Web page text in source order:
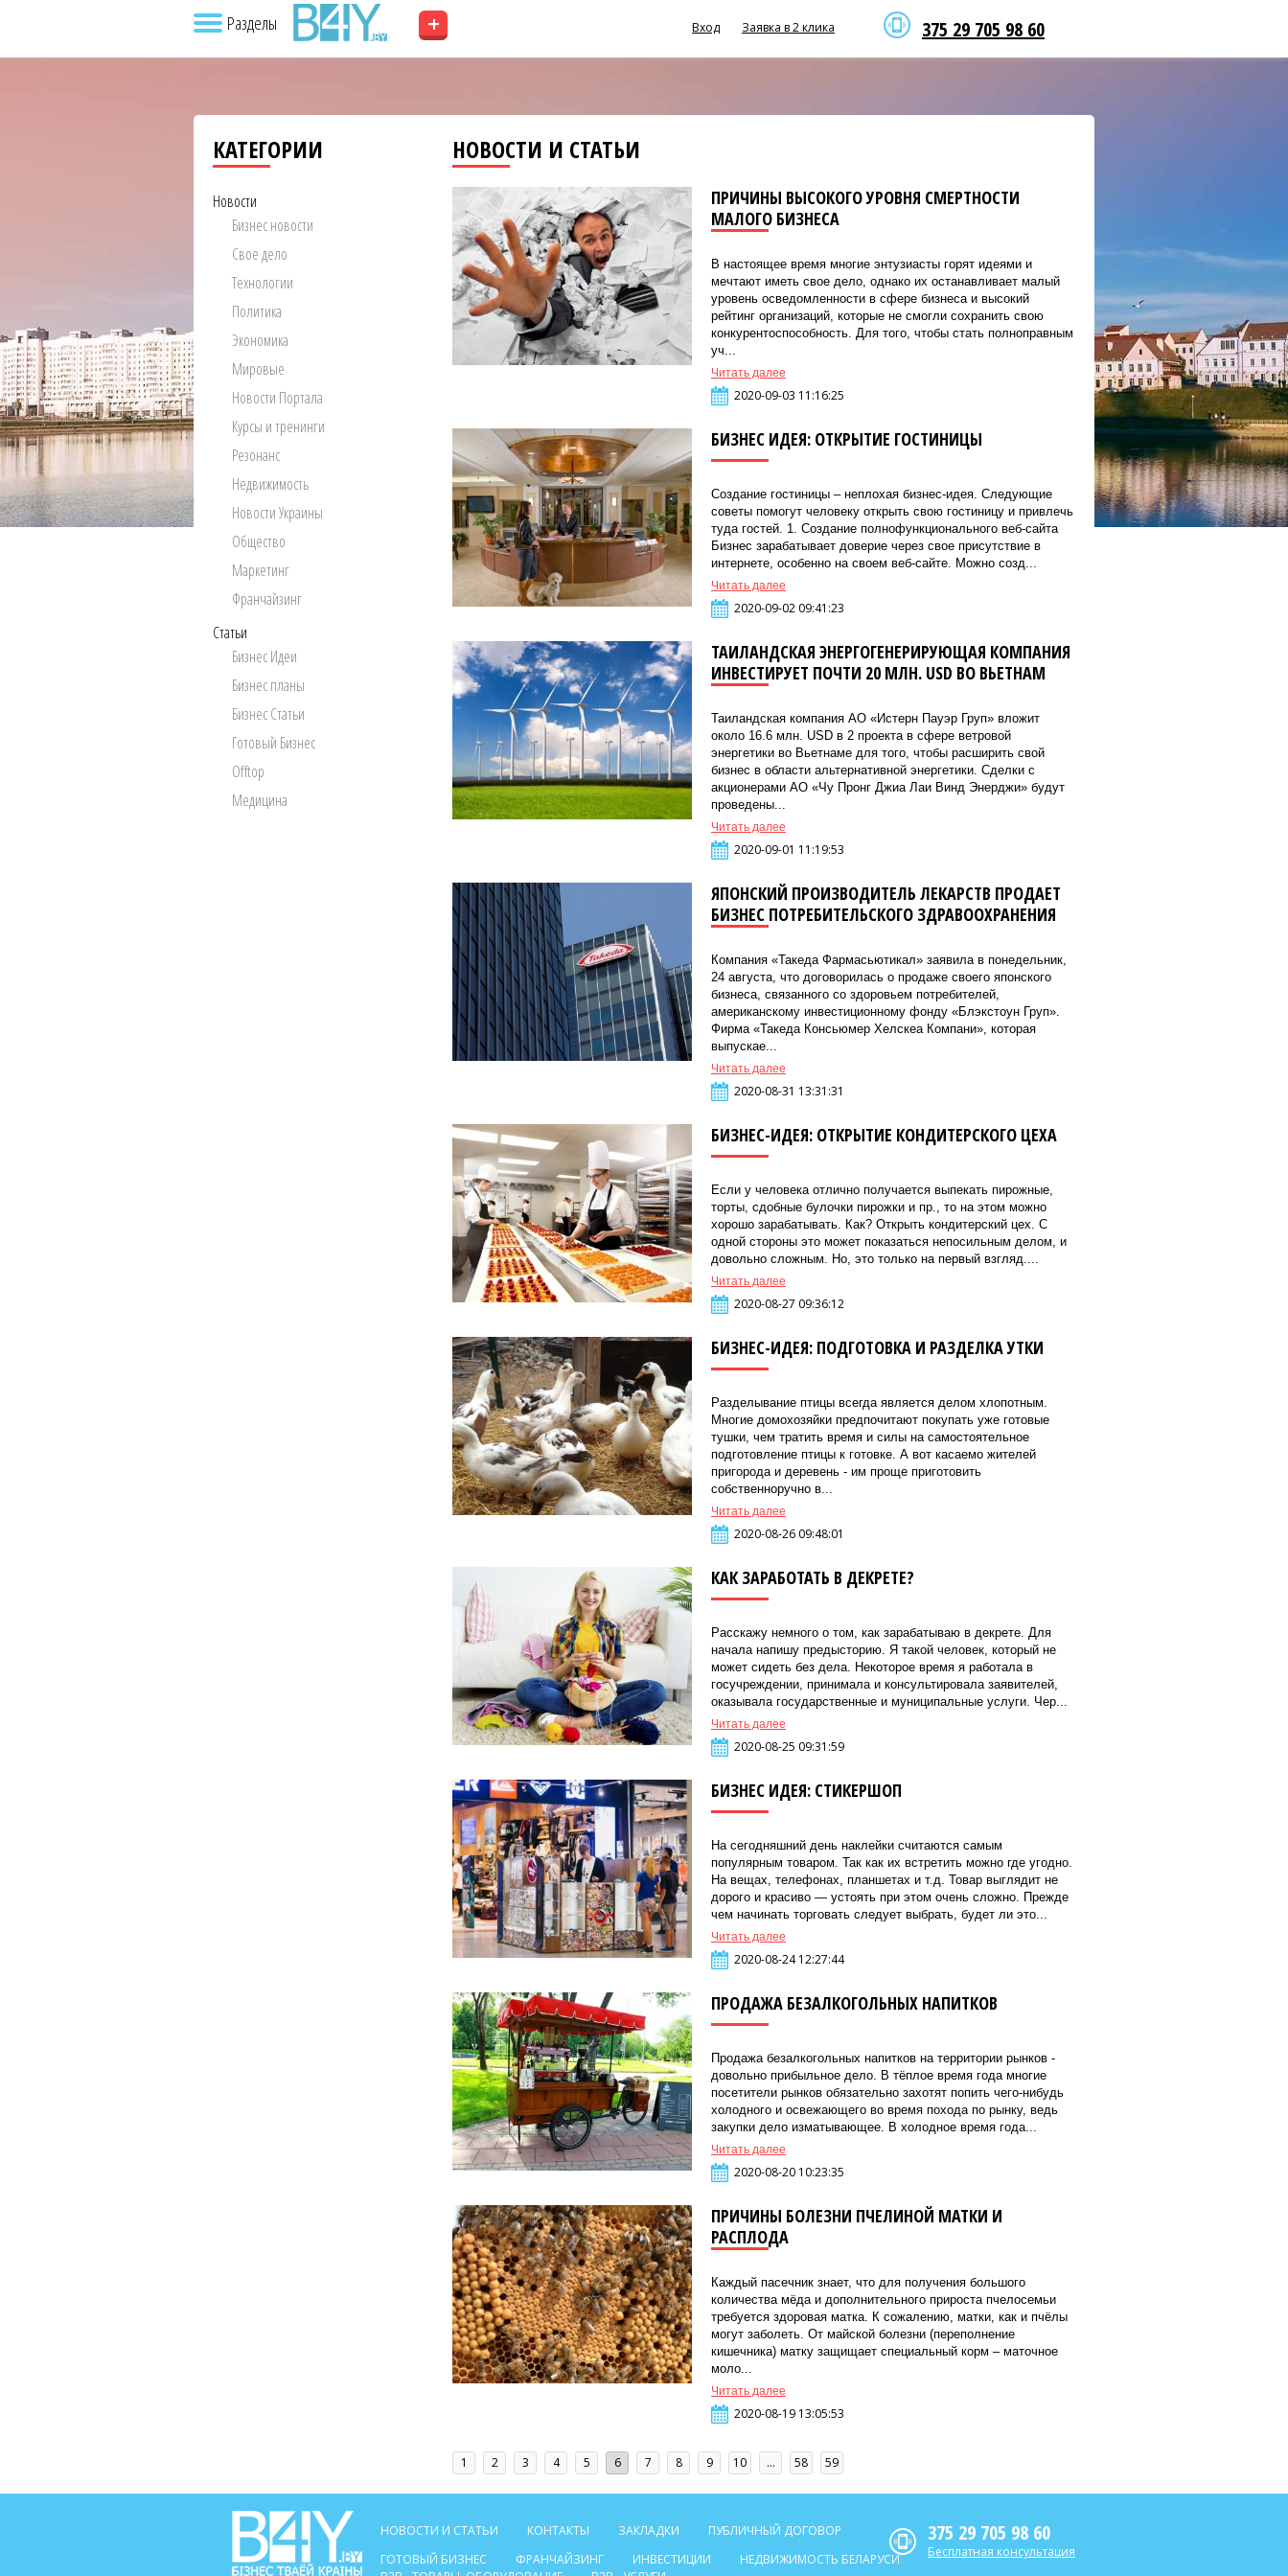
Разделы + 375 29 705 98 60
Вход Заявка в 2 клика
КАТЕГОРИИ
Новости
Бизнес новости
Свое дело
Технологии
Политика
Экономика
Мировые
Новости Портала
Курсы и тренинги
Резонанс
Недвижимость
Новости Украины
Общество
Маркетинг
Франчайзинг
Статьи
Бизнес Идеи
Бизнес планы
Бизнес Статьи
Готовый Бизнес
Offtop
Медицина
НОВОСТИ И СТАТЬИ
ПРИЧИНЫ ВЫСОКОГО УРОВНЯ СМЕРТНОСТИ
МАЛОГО БИЗНЕСА
В настоящее время многие энтузиасты горят идеями и
мечтают иметь свое дело, однако их останавливает малый
уровень осведомленности в сфере бизнеса и высокий
рейтинг организаций, которые не смогли сохранить свою
конкурентоспособность. Для того, чтобы стать полноправным
уч...
Читать далее
2020-09-03 11:16:25
БИЗНЕС ИДЕЯ: ОТКРЫТИЕ ГОСТИНИЦЫ
Создание гостиницы – неплохая бизнес-идея. Следующие
советы помогут человеку открыть свою гостиницу и привлечь
туда гостей. 1. Создание полнофункционального веб-сайта
Бизнес зарабатывает доверие через свое присутствие в
интернете, особенно на своем веб-сайте. Можно созд...
Читать далее
2020-09-02 09:41:23
ТАИЛАНДСКАЯ ЭНЕРГОГЕНЕРИРУЮЩАЯ КОМПАНИЯ
ИНВЕСТИРУЕТ ПОЧТИ 20 МЛН. USD ВО ВЬЕТНАМ
Таиландская компания АО «Истерн Пауэр Груп» вложит
около 16.6 млн. USD в 2 проекта в сфере ветровой
энергетики во Вьетнаме для того, чтобы расширить свой
бизнес в области альтернативной энергетики. Сделки с
акционерами АО «Чу Пронг Джиа Лаи Винд Энерджи» будут
проведены...
Читать далее
2020-09-01 11:19:53
ЯПОНСКИЙ ПРОИЗВОДИТЕЛЬ ЛЕКАРСТВ ПРОДАЕТ
БИЗНЕС ПОТРЕБИТЕЛЬСКОГО ЗДРАВООХРАНЕНИЯ
Компания «Такеда Фармасьютикал» заявила в понедельник,
24 августа, что договорилась о продаже своего японского
бизнеса, связанного со здоровьем потребителей,
американскому инвестиционному фонду «Блэкстоун Груп».
Фирма «Такеда Консьюмер Хелскеа Компани», которая
выпускае...
Читать далее
2020-08-31 13:31:31
БИЗНЕС-ИДЕЯ: ОТКРЫТИЕ КОНДИТЕРСКОГО ЦЕХА
Если у человека отлично получается выпекать пирожные,
торты, сдобные булочки пирожки и пр., то на этом можно
хорошо зарабатывать. Как? Открыть кондитерский цех. С
одной стороны это может показаться непосильным делом, и
довольно сложным. Но, это только на первый взгляд....
Читать далее
2020-08-27 09:36:12
БИЗНЕС-ИДЕЯ: ПОДГОТОВКА И РАЗДЕЛКА УТКИ
Разделывание птицы всегда является делом хлопотным.
Многие домохозяйки предпочитают покупать уже готовые
тушки, чем тратить время и силы на самостоятельное
подготовление птицы к готовке. А вот касаемо жителей
пригорода и деревень - им проще приготовить
собственноручно в...
Читать далее
2020-08-26 09:48:01
КАК ЗАРАБОТАТЬ В ДЕКРЕТЕ?
Расскажу немного о том, как зарабатываю в декрете. Для
начала напишу предысторию. Я такой человек, который не
может сидеть без дела. Некоторое время я работала в
госучреждении, принимала и консультировала заявителей,
оказывала государственные и муниципальные услуги. Чер...
Читать далее
2020-08-25 09:31:59
БИЗНЕС ИДЕЯ: СТИКЕРШОП
На сегодняшний день наклейки считаются самым
популярным товаром. Так как их встретить можно где угодно.
На вещах, телефонах, планшетах и т.д. Товар выглядит не
дорого и красиво — устоять при этом очень сложно. Прежде
чем начинать торговать следует выбрать, будет ли это...
Читать далее
2020-08-24 12:27:44
ПРОДАЖА БЕЗАЛКОГОЛЬНЫХ НАПИТКОВ
Продажа безалкогольных напитков на территории рынков -
довольно прибыльное дело. В тёплое время года многие
посетители рынков обязательно захотят попить чего-нибудь
холодного и освежающего во время похода по рынку, ведь
закупки дело изматывающее. В холодное время года...
Читать далее
2020-08-20 10:23:35
ПРИЧИНЫ БОЛЕЗНИ ПЧЕЛИНОЙ МАТКИ И
РАСПЛОДА
Каждый пасечник знает, что для получения большого
количества мёда и дополнительного прироста пчелосемьи
требуется здоровая матка. К сожалению, матки, как и пчёлы
могут заболеть. От майской болезни (переполнение
кишечника) матку защищает специальный корм – маточное
моло...
Читать далее
2020-08-19 13:05:53
1 2 3 4 5 6 7 8 9 10 ... 58 59
НОВОСТИ И СТАТЬИ КОНТАКТЫ ЗАКЛАДКИ
ПУБЛИЧНЫЙ ДОГОВОР
ГОТОВЫЙ БИЗНЕС
ФРАНЧАЙЗИНГ ИНВЕСТИЦИИ
НЕДВИЖИМОСТЬ БЕЛАРУСИ
375 29 705 98 60
Бесплатная консультация